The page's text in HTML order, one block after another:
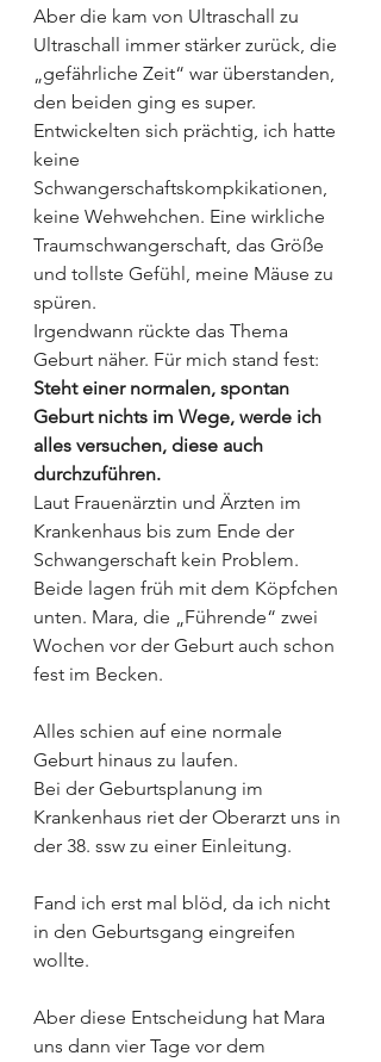
Aber die kam von Ultraschall zu
Ultraschall immer stärker zurück, die
„gefährliche Zeit“ war überstanden,
den beiden ging es super.
Entwickelten sich prächtig, ich hatte
keine
Schwangerschaftskompkikationen,
keine Wehwehchen. Eine wirkliche
Traumschwangerschaft, das Größe
und tollste Gefühl, meine Mäuse zu
spüren.
Irgendwann rückte das Thema
Geburt näher. Für mich stand fest:
Steht einer normalen, spontan
Geburt nichts im Wege, werde ich
alles versuchen, diese auch
durchzuführen.
Laut Frauenärztin und Ärzten im
Krankenhaus bis zum Ende der
Schwangerschaft kein Problem.
Beide lagen früh mit dem Köpfchen
unten. Mara, die „Führende“ zwei
Wochen vor der Geburt auch schon
fest im Becken.
Alles schien auf eine normale
Geburt hinaus zu laufen.
Bei der Geburtsplanung im
Krankenhaus riet der Oberarzt uns in
der 38. ssw zu einer Einleitung.
Fand ich erst mal blöd, da ich nicht
in den Geburtsgang eingreifen
wollte.
Aber diese Entscheidung hat Mara
uns dann vier Tage vor dem